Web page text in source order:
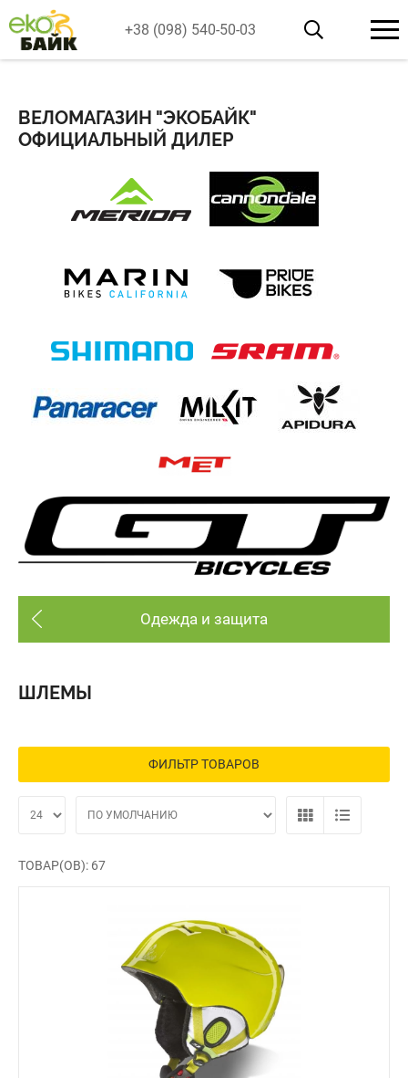
+38 (098) 540-50-03
ВЕЛОМАГАЗИН "ЭКОБАЙК"
ОФИЦИАЛЬНЫЙ ДИЛЕР
Одежда и защита
ШЛЕМЫ
ФИЛЬТР ТОВАРОВ
ТОВАР(ОВ): 67